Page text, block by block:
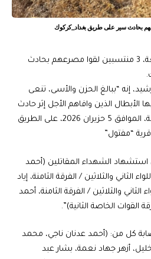
نعت وزارة الدفاع، اليوم الجمعة، 3 منتسبين لقوا مصرعهم بحادث
إنه “ببالغ الحزن والأسى، تنعى
الأبطال الذين وافاهم الأجل إثر حادث
سير مؤسف وقع اليوم الجمعة، الموافق 5 حزيران 2026، على الطريق
“مفتول”
الشهداء المقاتلين ​(أحمد
والثلاثين / الفرقة الثامنة، إياد
والثلاثين / الفرقة الثامنة، أحمد
الخاصة الثانية)”.
كل من: (أحمد عدنان ناجي، محمد
أزهر جهاد نعمة، بشار عبد